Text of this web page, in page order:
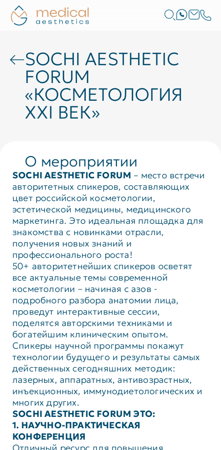
SOCHI AESTHETIC
FORUM
«КОСМЕТОЛОГИЯ
XXI ВЕК»
О мероприятии
SOCHI AESTHETIC FORUM – место встречи
авторитетных спикеров, составляющих
цвет российской косметологии,
эстетической медицины, медицинского
маркетинга. Это идеальная площадка для
знакомства с новинками отрасли,
получения новых знаний и
профессионального роста!
50+ авторитетнейших спикеров осветят
все актуальные темы современной
косметологии – начиная с азов -
подробного разбора анатомии лица,
проведут интерактивные сессии,
поделятся авторскими техниками и
богатейшим клиническим опытом.
Спикеры научной программы покажут
технологии будущего и результаты самых
действенных сегодняшних методик:
лазерных, аппаратных, антивозрастных,
инъекционных, иммунодиетологических и
многих других.
SOCHI AESTHETIC FORUM ЭТО:
1. НАУЧНО-ПРАКТИЧЕСКАЯ
КОНФЕРЕНЦИЯ